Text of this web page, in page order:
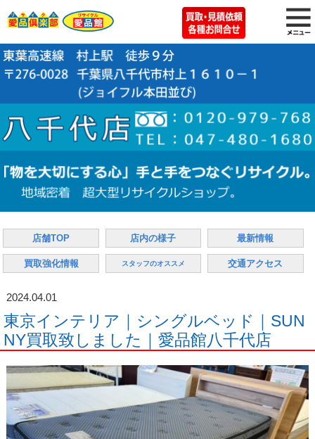
店舗TOP 店内の様子 最新情報
買取強化情報 スタッフのオススメ 交通アクセス
2024.04.01
東京インテリア｜シングルベッド｜SUN
NY買取致しました｜愛品館八千代店